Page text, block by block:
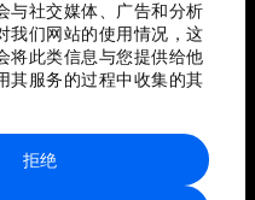
与社交媒体、广告和分析
我们网站的使用情况，这
将此类信息与您提供给他
其服务的过程中收集的其
拒绝